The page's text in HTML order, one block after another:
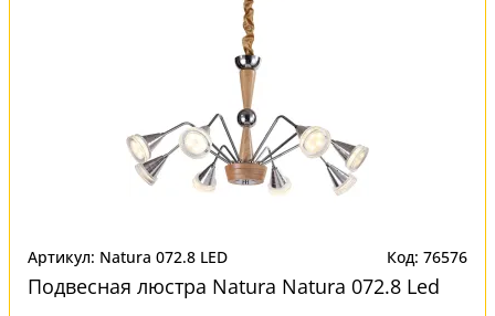
Артикул: Natura 072.8 LED Код: 76576
Подвесная люстра Natura Natura 072.8 Led